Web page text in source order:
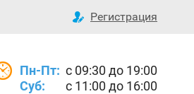
Регистрация
Пн-Пт: с 09:30 до 19:00
Суб:
с 11:00 до 16:00